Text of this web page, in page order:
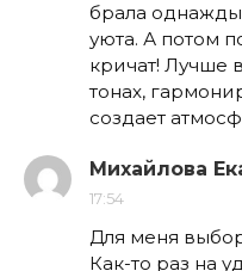
брала однажды
уюта. А потом
кричат! Лучше
тонах,
создает
Михайлова
17:54
Для меня
Как-то раз на